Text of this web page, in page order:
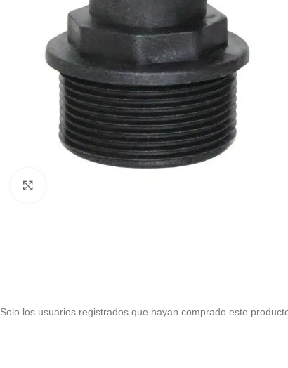
Solo los usuarios registrados que hayan comprado este